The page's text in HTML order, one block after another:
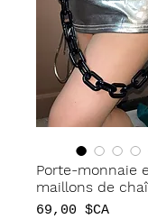
Porte-monnaie
maillons de
69,00 $CAPrix